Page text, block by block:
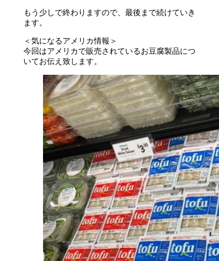
もう少しで終わりますので、最後まで続けていき
ます。
＜気になるアメリカ情報＞
今回はアメリカで販売されているお豆腐製品につ
いてお伝え致します。